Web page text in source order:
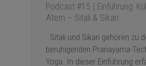
Podcast #15 | Einführung:
Atem – Sitali & Sikari
Sitali und Sikari gehören zu
beruhigenden Pranayama-
Yoga. In dieser Einführung